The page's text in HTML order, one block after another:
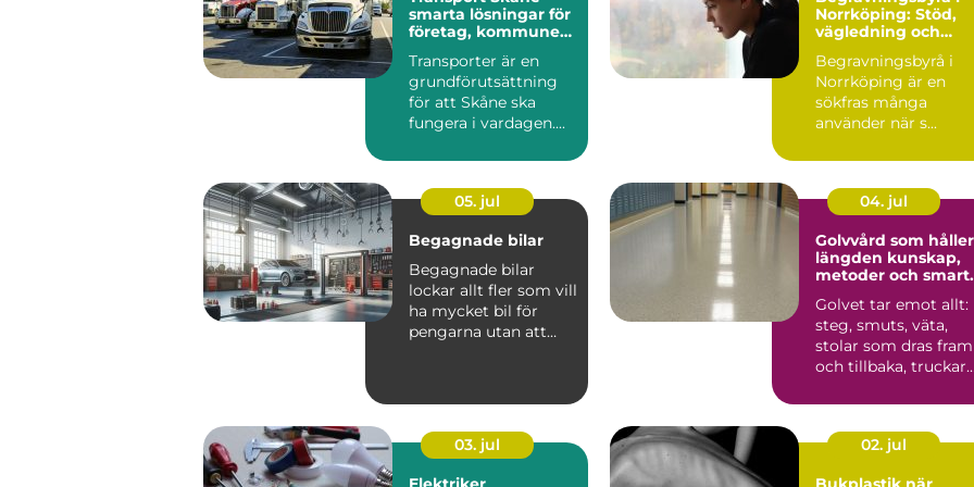
smarta lösningar för
företag, kommuner
Transporter är en
grundförutsättning
för att Skåne ska
fungera i vardagen....
Norrköping: Stöd,
vägledning och
Begravningsbyrå i
Norrköping är en
sökfras många
använder när s...
05. jul
Begagnade bilar
Begagnade bilar
lockar allt fler som vill
ha mycket bil för
pengarna utan att
04. jul
Golvvård som
längden kunskap,
metoder och
Golvet tar emot allt:
steg, smuts, väta,
stolar som dras fram
och tillbaka, truckar
03. jul
02. jul